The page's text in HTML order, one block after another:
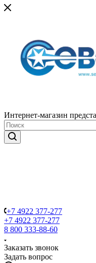
Интернет-магазин
+7 4922 377-277
+7 4922 377-277
8 800 333-88-60
Заказать звонок
Задать вопрос